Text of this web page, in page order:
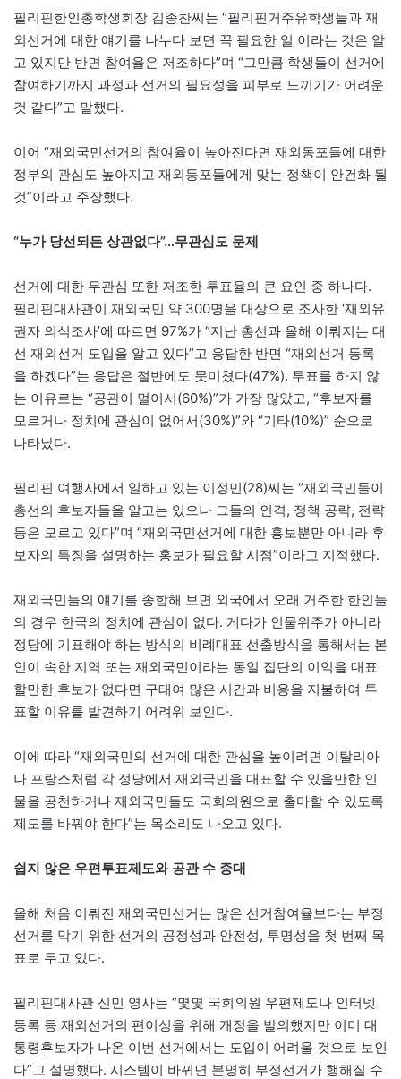
필리핀한인총학생회장 김종찬씨는 “필리핀거주유학생들과 재
외선거에 대한 얘기를 나누다 보면 꼭 필요한 일 이라는 것은 알
고 있지만 반면 참여율은 저조하다”며 “그만큼 학생들이 선거에
참여하기까지 과정과 선거의 필요성을 피부로 느끼기가 어려운
것 같다”고 말했다.
이어 “재외국민선거의 참여율이 높아진다면 재외동포들에 대한
정부의 관심도 높아지고 재외동포들에게 맞는 정책이 안건화 될
것”이라고 주장했다.
“누가 당선되든 상관없다”…무관심도 문제
선거에 대한 무관심 또한 저조한 투표율의 큰 요인 중 하나다.
필리핀대사관이 재외국민 약 300명을 대상으로 조사한 ‘재외유
권자 의식조사’에 따르면 97%가 “지난 총선과 올해 이뤄지는 대
선 재외선거 도입을 알고 있다”고 응답한 반면 “재외선거 등록
을 하겠다”는 응답은 절반에도 못미쳤다(47%). 투표를 하지 않
는 이유로는 “공관이 멀어서(60%)”가 가장 많았고, “후보자를
모르거나 정치에 관심이 없어서(30%)”와 “기타(10%)” 순으로
나타났다.
필리핀 여행사에서 일하고 있는 이정민(28)씨는 “재외국민들이
총선의 후보자들을 알고는 있으나 그들의 인격, 정책 공략, 전략
등은 모르고 있다”며 “재외국민선거에 대한 홍보뿐만 아니라 후
보자의 특징을 설명하는 홍보가 필요할 시점”이라고 지적했다.
재외국민들의 얘기를 종합해 보면 외국에서 오래 거주한 한인들
의 경우 한국의 정치에 관심이 없다. 게다가 인물위주가 아니라
정당에 기표해야 하는 방식의 비례대표 선출방식을 통해서는 본
인이 속한 지역 또는 재외국민이라는 동일 집단의 이익을 대표
할만한 후보가 없다면 구태여 많은 시간과 비용을 지불하여 투
표할 이유를 발견하기 어려워 보인다.
이에 따라 “재외국민의 선거에 대한 관심을 높이려면 이탈리아
나 프랑스처럼 각 정당에서 재외국민을 대표할 수 있을만한 인
물을 공천하거나 재외국민들도 국회의원으로 출마할 수 있도록
제도를 바꿔야 한다”는 목소리도 나오고 있다.
쉽지 않은 우편투표제도와 공관 수 증대
올해 처음 이뤄진 재외국민선거는 많은 선거참여율보다는 부정
선거를 막기 위한 선거의 공정성과 안전성, 투명성을 첫 번째 목
표로 두고 있다.
필리핀대사관 신민 영사는 “몇몇 국회의원 우편제도나 인터넷
등록 등 재외선거의 편이성을 위해 개정을 발의했지만 이미 대
통령후보자가 나온 이번 선거에서는 도입이 어려울 것으로 보인
다”고 설명했다. 시스템이 바뀌면 분명히 부정선거가 행해질 수